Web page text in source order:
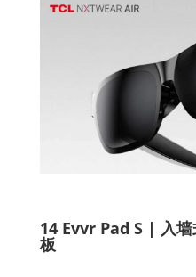
14 Evvr Pad S | 入
板